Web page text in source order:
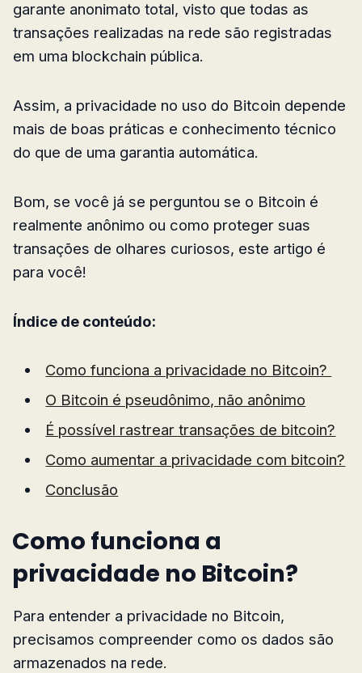
garante anonimato total, visto que todas as
transações realizadas na rede são registradas
em uma blockchain pública.
Assim, a privacidade no uso do Bitcoin depende
mais de boas práticas e conhecimento técnico
do que de uma garantia automática.
Bom, se você já se perguntou se o Bitcoin é
realmente anônimo ou como proteger suas
transações de olhares curiosos, este artigo é
para você!
Índice de conteúdo:
Como funciona a privacidade no Bitcoin?
O Bitcoin é pseudônimo, não anônimo
É possível rastrear transações de bitcoin?
Como aumentar a privacidade com bitcoin?
Conclusão
Como funciona a
privacidade no Bitcoin?
Para entender a privacidade no Bitcoin,
precisamos compreender como os dados são
armazenados na rede.